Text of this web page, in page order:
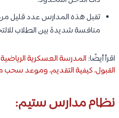
تقبل هذه المدارس عدد قليل
منافسة شديدة بين الطلاب
اقرأ أيضًا: المدرسة العسكرية
القبول، كيفية التقديم، وموعد سحب
نظام مدارس ستيم: